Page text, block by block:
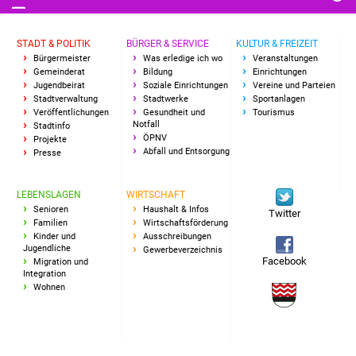
Ausschreibungen
Öffentliche
Ausschreibung
Europaweite
Beschränkte
Ausschreibung
Freihändige Vergabe
Gewerbeverzeichnis
STADT & POLITIK
Bürgermeister
Gemeinderat
Jugendbeirat
Stadtverwaltung
Veröffentlichungen
Stadtinfo
Projekte
Presse
BÜRGER & SERVICE
Was erledige ich wo
Bildung
Soziale Einrichtungen
Stadtwerke
Gesundheit und
Notfall
ÖPNV
Abfall und Entsorgung
KULTUR & FREIZEIT
Veranstaltungen
Einrichtungen
Vereine und Parteien
Sportanlagen
Tourismus
LEBENSLAGEN
Senioren
Familien
Kinder und
Jugendliche
Migration und
Integration
Wohnen
WIRTSCHAFT
Haushalt & Infos
Wirtschaftsförderung
Ausschreibungen
Gewerbeverzeichnis
Twitter
Facebook